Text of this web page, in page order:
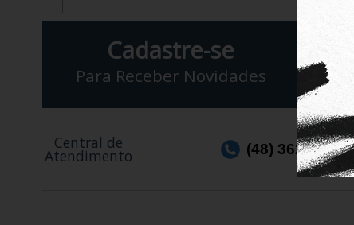
Cadastre-se
Para Receber Novidades
Central de
Atendimento (48) 3623-1991